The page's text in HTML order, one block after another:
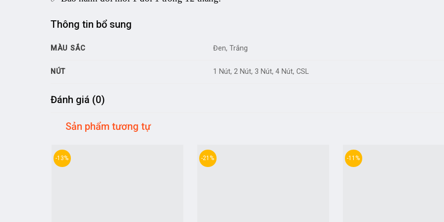
Thông tin bổ sung
MÀU SẮC Đen, Trắng
NÚT 1 Nút, 2 Nút, 3 Nút, 4 Nút, CSL
Đánh giá (0)
Sản phẩm tương tự
-13% -21% -11%